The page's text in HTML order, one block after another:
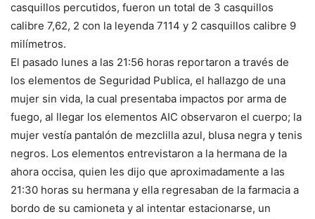
casquillos percutidos, fueron un total de 3 casquillos
calibre 7,62, 2 con la leyenda 7114 y 2 casquillos calibre 9
milímetros.
El pasado lunes a las 21:56 horas reportaron a través de
los elementos de Seguridad Publica, el hallazgo de una
mujer sin vida, la cual presentaba impactos por arma de
fuego, al llegar los elementos AIC observaron el cuerpo; la
mujer vestía pantalón de mezclilla azul, blusa negra y tenis
negros. Los elementos entrevistaron a la hermana de la
ahora occisa, quien les dijo que aproximadamente a las
21:30 horas su hermana y ella regresaban de la farmacia a
bordo de su camioneta y al intentar estacionarse, un